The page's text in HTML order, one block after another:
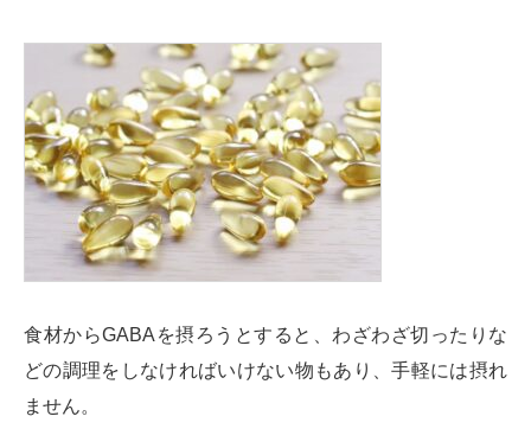
食材からGABAを摂ろうとすると、わざわざ切ったりな
どの調理をしなければいけない物もあり、手軽には摂れ
ません。